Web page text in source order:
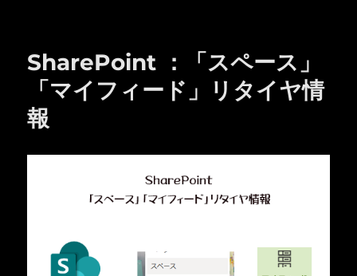
SharePoint ：「スペース」
「マイフィード」リタイヤ情
報